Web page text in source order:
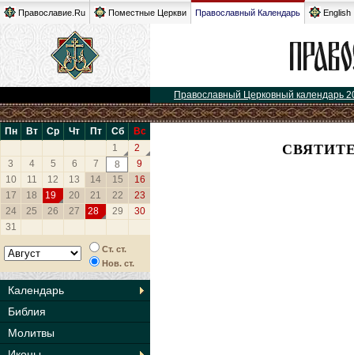
Православие.Ru Поместные Церкви Православный Календарь English
Православный Церковный календарь
Пн Вт Ср Чт Пт Сб
Вс
1
2
3
4 5 6 7 8
9
10
11 12 13 14 15
16
17
18 19 20 21 22
23
24
25 26 27 28 29
30
31
Ст. ст.
Нов. ст.
Календарь
Библия
Молитвы